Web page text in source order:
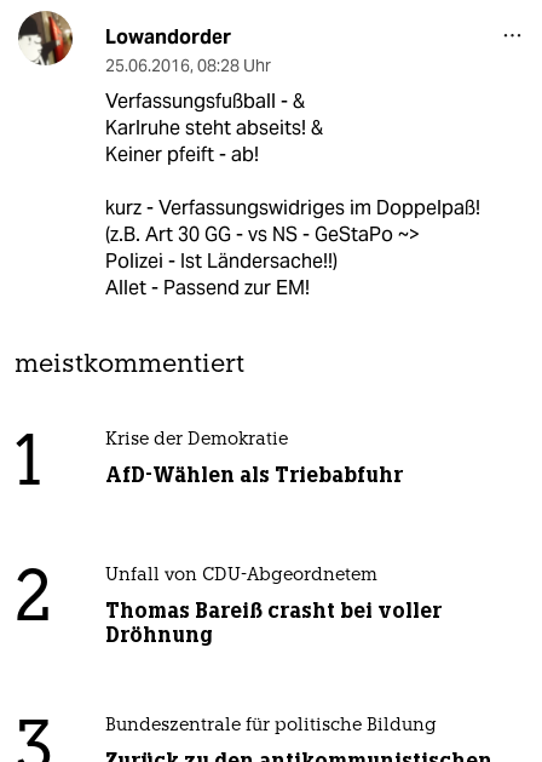
Lowandorder
25.06.2016, 08:28 Uhr
Verfassungsfußball - &
Karlruhe steht abseits! &
Keiner pfeift - ab!
kurz - Verfassungswidriges im Doppelpaß!
(z.B. Art 30 GG - vs NS - GeStaPo ~>
Polizei - Ist Ländersache!!)
Allet - Passend zur EM!
meistkommentiert
1 Krise der Demokratie
AfD-Wählen als Triebabfuhr
2 Unfall von CDU-Abgeordnetem
Thomas Bareiß crasht bei voller
Dröhnung
Bundeszentrale für politische Bildung